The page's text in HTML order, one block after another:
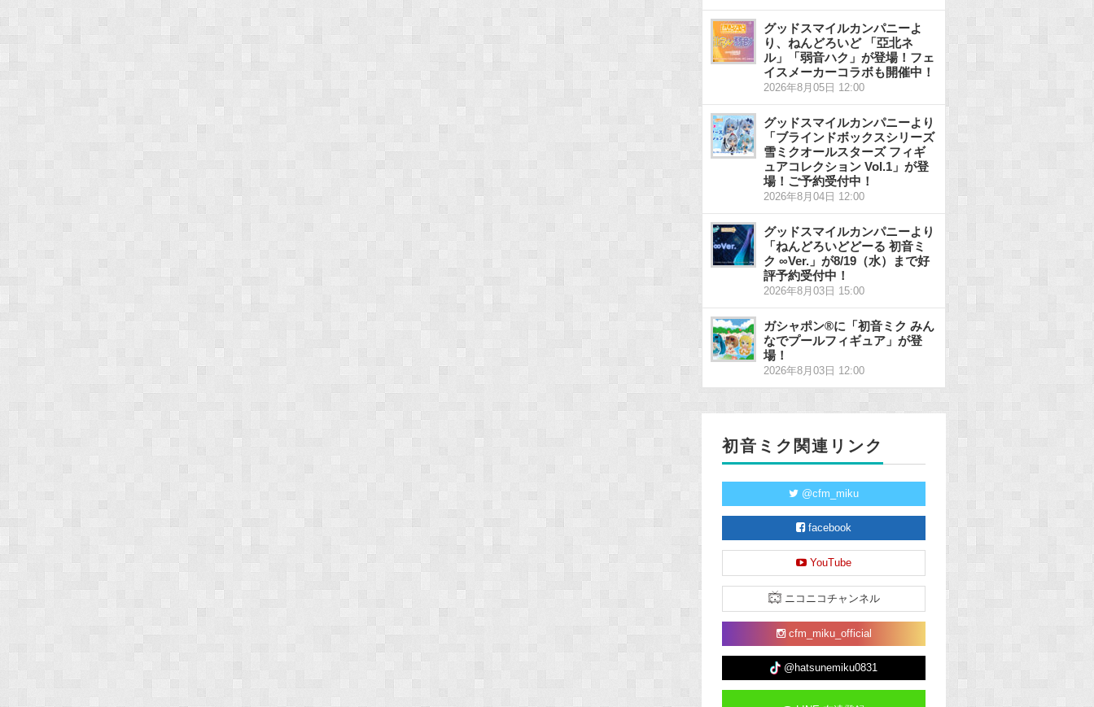
グッドスマイルカンパニーよ
り、ねんどろいど 「亞北ネ
ル」「弱音ハク」が登場！フェ
イスメーカーコラボも開催中！
2026年8月05日 12:00
グッドスマイルカンパニーより
「ブラインドボックスシリーズ
雪ミクオールスターズ フィギ
ュアコレクション Vol.1」が登
場！ご予約受付中！
2026年8月04日 12:00
グッドスマイルカンパニーより
「ねんどろいどどーる 初音ミ
ク ∞Ver.」が8/19（水）まで好
評予約受付中！
2026年8月03日 15:00
ガシャポン®に「初音ミク みん
なでプールフィギュア」が登
場！
2026年8月03日 12:00
初音ミク関連リンク
@cfm_miku
facebook
YouTube
ニコニコチャンネル
cfm_miku_official
@hatsunemiku0831